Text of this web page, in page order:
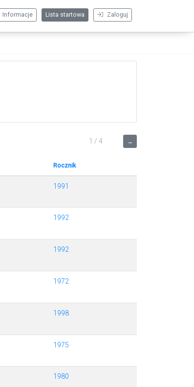
Zaloguj
Lista startowa
Informacje
→
1 / 4
Rocznik
1991
1992
1992
1972
1998
1975
1980